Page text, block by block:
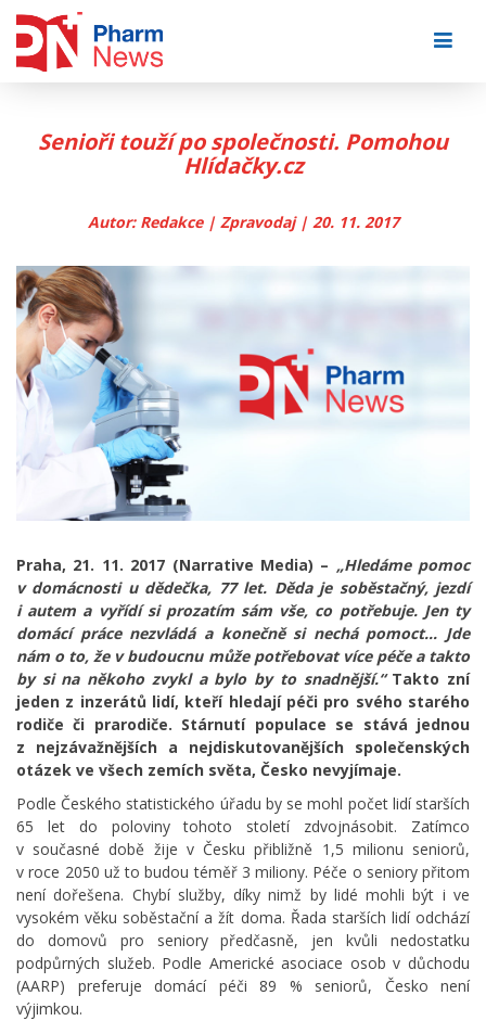
Senioři touží po společnosti. Pomohou
Hlídačky.cz
Autor: Redakce | Zpravodaj | 20. 11. 2017
Praha, 21. 11. 2017 (Narrative Media) – „Hledáme pomoc
v domácnosti u dědečka, 77 let. Děda je soběstačný, jezdí
i autem a vyřídí si prozatím sám vše, co potřebuje. Jen ty
domácí práce nezvládá a konečně si nechá pomoct… Jde
nám o to, že v budoucnu může potřebovat více péče a takto
by si na někoho zvykl a bylo by to snadnější.“Takto zní
jeden z inzerátů lidí, kteří hledají péči pro svého starého
rodiče či prarodiče. Stárnutí populace se stává jednou
z nejzávažnějších a nejdiskutovanějších společenských
otázek ve všech zemích světa, Česko nevyjímaje.
Podle Českého statistického úřadu by se mohl počet lidí starších
65 let do poloviny tohoto století zdvojnásobit. Zatímco
v současné době žije v Česku přibližně 1,5 milionu seniorů,
v roce 2050 už to budou téměř 3 miliony. Péče o seniory přitom
není dořešena. Chybí služby, díky nimž by lidé mohli být i ve
vysokém věku soběstační a žít doma. Řada starších lidí odchází
do domovů pro seniory předčasně, jen kvůli nedostatku
podpůrných služeb. Podle Americké asociace osob v důchodu
(AARP) preferuje domácí péči 89 % seniorů, Česko není
výjimkou.